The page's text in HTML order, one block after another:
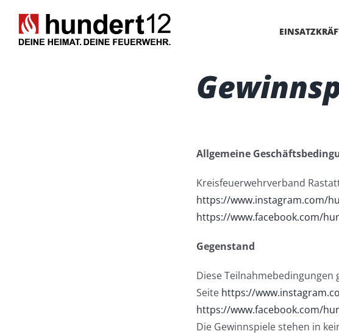
Inhalt
springen
Allgemeine
Kreisfeuerwehrverband
https://www.instagram.com/
https://www.facebook.com/
Gegenstand
Diese Teilnahmebedingungen
Seite https://
https://www.facebook.com/
Die Gewinnspiele stehen in